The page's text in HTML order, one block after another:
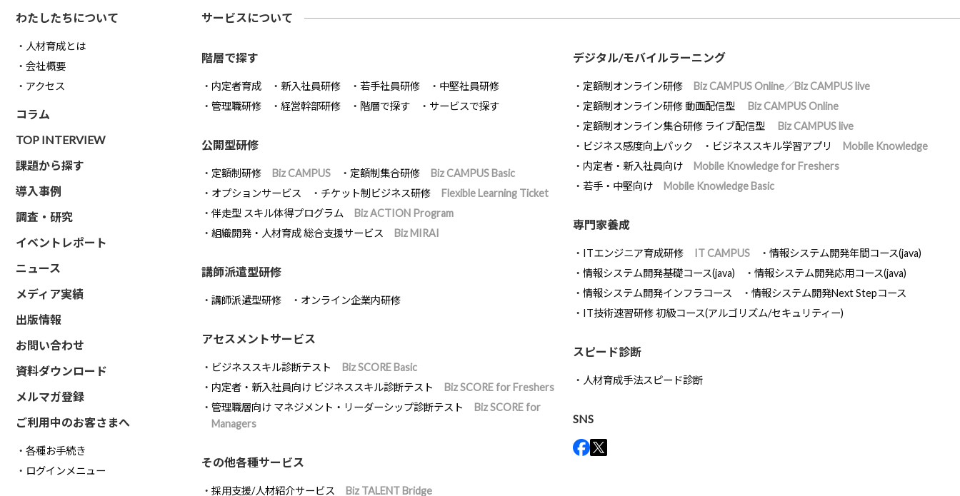
わたしたちについて
人材育成とは
会社概要
アクセス
コラム
TOP INTERVIEW
課題から探す
導入事例
調査・研究
イベントレポート
ニュース
メディア実績
出版情報
お問い合わせ
資料ダウンロード
メルマガ登録
ご利用中のお客さまへ
各種お手続き
ログインメニュー
サービスについて
階層で探す
内定者育成 新入社員研修 若手社員研修
中堅社員研修
管理職研修
経営幹部研修 階層で探す サービスで探す
公開型研修
定額制研修 Biz CAMPUS 定額制集合研修
Biz CAMPUS Basic
オプションサービス
チケット制ビジネス研修
Flexible Learning Ticket
伴走型 スキル体得プログラム
Biz ACTION Program
組織開発・人材育成 総合支援サービス
Biz MIRAI
講師派遣型研修
講師派遣型研修 オンライン企業内研修
アセスメントサービス
ビジネススキル診断テスト
Biz SCORE Basic
内定者・新入社員向け ビジネススキル診断テスト
Biz SCORE for Freshers
管理職層向け マネジメント・リーダーシップ診断テスト
Biz SCORE for
Managers
その他各種サービス
採用支援/人材紹介サービス Biz TALENT Bridge
デジタル/モバイルラーニング
定額制オンライン研修
Biz CAMPUS Online／Biz CAMPUS live
定額制オンライン研修 動画配信型
Biz CAMPUS Online
定額制オンライン集合研修 ライブ配信型
Biz CAMPUS live
ビジネス感度向上パック
ビジネススキル学習アプリ
Mobile Knowledge
内定者・新入社員向け
Mobile Knowledge for Freshers
若手・中堅向け
Mobile Knowledge Basic
専門家養成
ITエンジニア育成研修 IT CAMPUS
情報システム開発年間コース(java)
情報システム開発基礎コース(java)
情報システム開発応用コース(java)
情報システム開発インフラコース
情報システム開発Next Stepコース
IT技術速習研修 初級コース(アルゴリズム/セキュリティー)
スピード診断
人材育成手法スピード診断
SNS